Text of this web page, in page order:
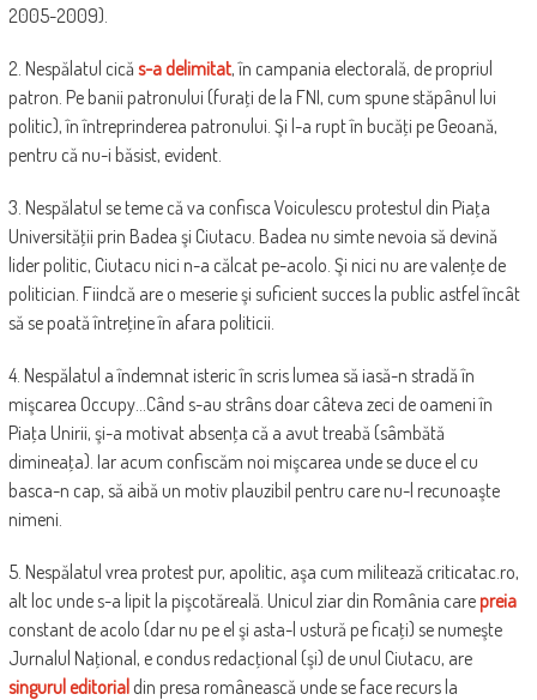
2005-2009).
2. Nespălatul cică s-a delimitat, în campania electorală, de propriul
patron. Pe banii patronului (furaţi de la FNI, cum spune stăpânul lui
politic), în întreprinderea patronului. Şi l-a rupt în bucăţi pe Geoană,
pentru că nu-i băsist, evident.
3. Nespălatul se teme că va confisca Voiculescu protestul din Piaţa
Universităţii prin Badea şi Ciutacu. Badea nu simte nevoia să devină
lider politic, Ciutacu nici n-a călcat pe-acolo. Şi nici nu are valenţe de
politician. Fiindcă are o meserie şi suficient succes la public astfel încât
să se poată întreţine în afara politicii.
4. Nespălatul a îndemnat isteric în scris lumea să iasă-n stradă în
mişcarea Occupy…Când s-au strâns doar câteva zeci de oameni în
Piaţa Unirii, şi-a motivat absenţa că a avut treabă (sâmbătă
dimineaţa). Iar acum confiscăm noi mişcarea unde se duce el cu
basca-n cap, să aibă un motiv plauzibil pentru care nu-l recunoaşte
nimeni.
5. Nespălatul vrea protest pur, apolitic, aşa cum militează criticatac.ro,
alt loc unde s-a lipit la pişcotăreală. Unicul ziar din România carepreia
constant de acolo (dar nu pe el şi asta-l ustură pe ficaţi) se numeşte
Jurnalul Naţional, e condus redacţional (şi) de unul Ciutacu, are
singurul editorialdin presa românească unde se face recurs la